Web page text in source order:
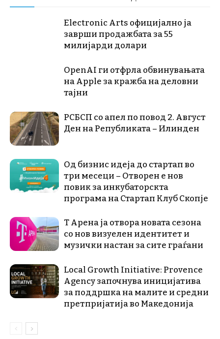
Electronic Arts официјално ја
заврши продажбата за 55
милијарди долари
OpenAI ги отфрла обвинувањата
на Apple за кражба на деловни
тајни
РСБСП со апел по повод 2. Август
Ден на Републиката – Илинден
Од бизнис идеја до стартап во
три месеци – Отворен е нов
повик за инкубаторскта
програма на Стартап Клуб Скопје
Т Арена ја отвора новата сезона
со нов визуелен идентитет и
музички настан за сите граѓани
Local Growth Initiative: Provence
Agency започнува иницијатива
за поддршка на малите и средни
претпријатија во Македонија